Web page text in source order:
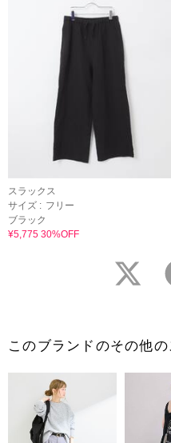
スラックス
サイズ : フリー
ブラック
¥5,775 30%OFF
twitter
このブランドのその他